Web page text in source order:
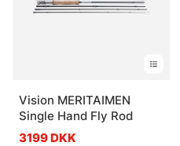
Vision MERITAIMEN
Single Hand Fly Rod
3199 DKK